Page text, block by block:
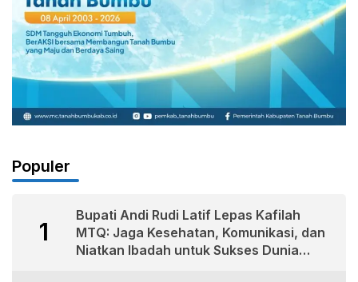
Populer
1
Bupati Andi Rudi Latif Lepas Kafilah
MTQ: Jaga Kesehatan, Komunikasi, dan
Niatkan Ibadah untuk Sukses Dunia